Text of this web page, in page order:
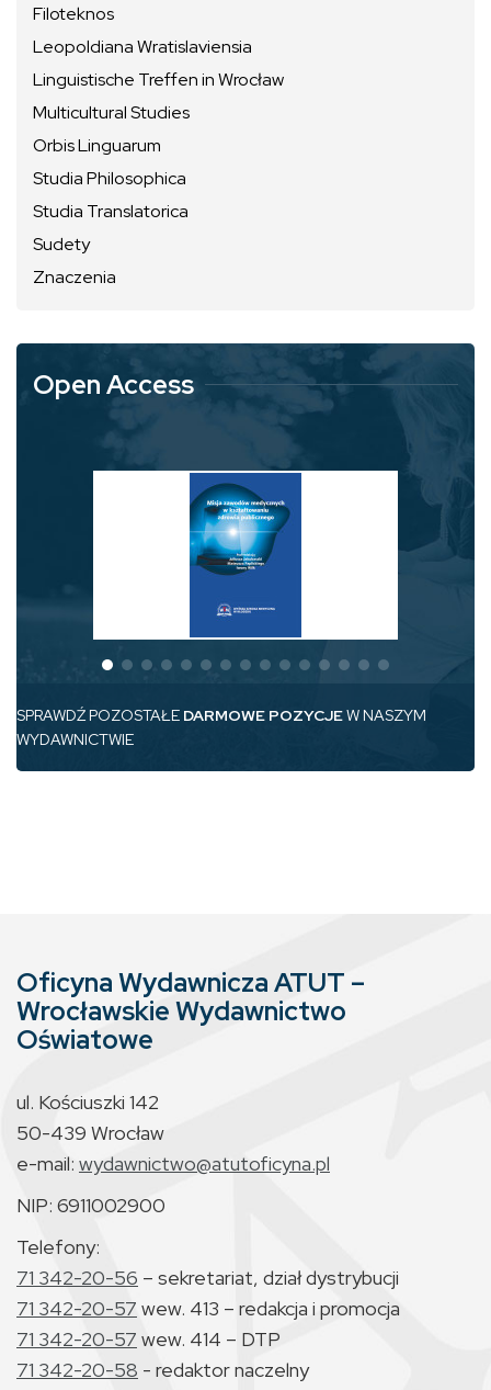
Filoteknos
Leopoldiana Wratislaviensia
Linguistische Treffen in Wrocław
Multicultural Studies
Orbis Linguarum
Studia Philosophica
Studia Translatorica
Sudety
Znaczenia
Open Access
SPRAWDŹ POZOSTAŁE DARMOWE POZYCJEW NASZYM
WYDAWNICTWIE
Oficyna Wydawnicza ATUT –
Wrocławskie Wydawnictwo
Oświatowe
ul. Kościuszki 142
50-439 Wrocław
e-mail: wydawnictwo@atutoficyna.pl
NIP: 6911002900
Telefony:
71 342-20-56 – sekretariat, dział dystrybucji
71 342-20-57 wew. 413 – redakcja i promocja
71 342-20-57 wew. 414 – DTP
71 342-20-58 - redaktor naczelny